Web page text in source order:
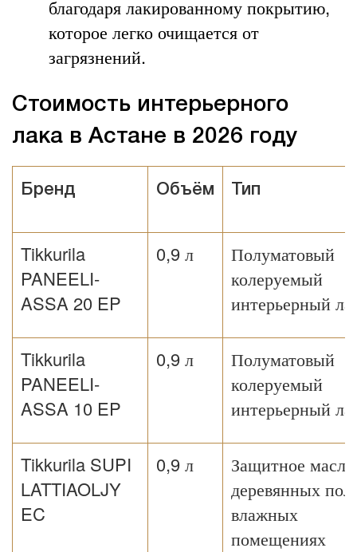
благодаря лакированному покрытию,
которое легко очищается от
загрязнений.
Стоимость интерьерного
лака в Астане в 2026 году
Бренд Объём Тип
Tikkurila
PANEELI-
ASSA 20 EP
0,9 л
Полуматовый
колеруемый
интерьерный
Tikkurila
PANEELI-
ASSA 10 EP
0,9 л
Полуматовый
колеруемый
интерьерный
Tikkurila SUPI
LATTIAOLJY
EC
0,9 л
Защитное
деревянных
влажных
помещениях